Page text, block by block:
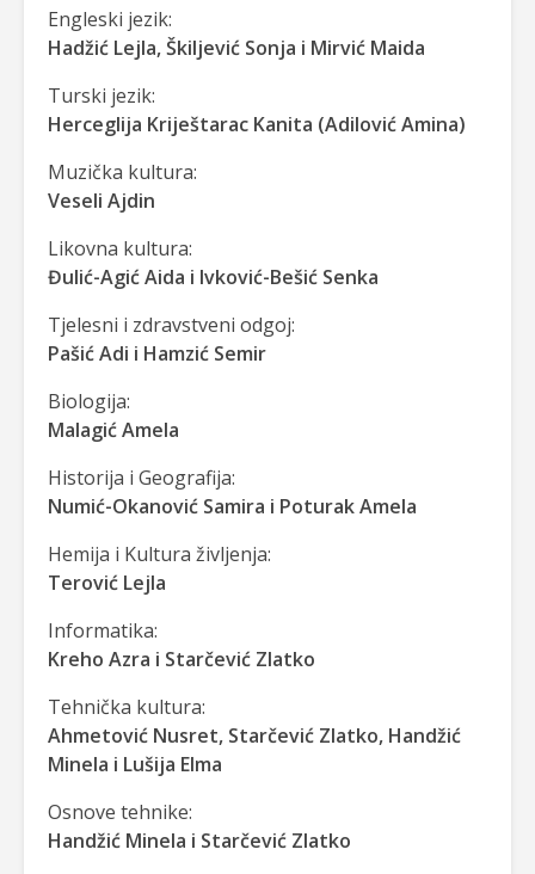
Engleski jezik:
Hadžić Lejla, Škiljević Sonja i Mirvić Maida
Turski jezik:
Herceglija Kriještarac Kanita (Adilović Amina)
Muzička kultura:
Veseli Ajdin
Likovna kultura:
Đulić-Agić Aida i Ivković-Bešić Senka
Tjelesni i zdravstveni odgoj:
Pašić Adi i Hamzić Semir
Biologija:
Malagić Amela
Historija i Geografija:
Numić-Okanović Samira i Poturak Amela
Hemija i Kultura življenja:
Terović Lejla
Informatika:
Kreho Azra i Starčević Zlatko
Tehnička kultura:
Ahmetović Nusret, Starčević Zlatko, Handžić
Minela i Lušija Elma
Osnove tehnike:
Handžić Minela i Starčević Zlatko